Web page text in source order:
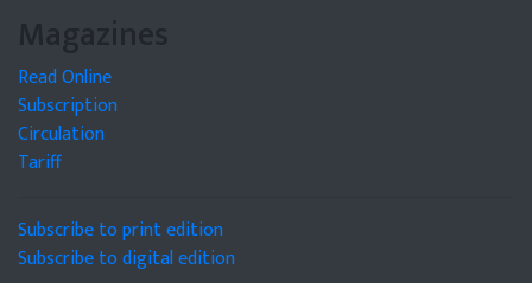
Magazines
Read Online
Subscription
Circulation
Tariff
Subscribe to print edition
Subscribe to digital edition